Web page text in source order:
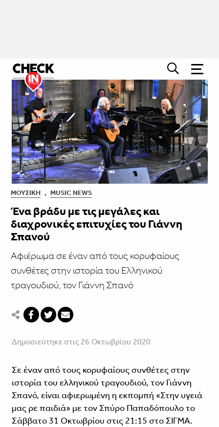
ΜΟΥΣΙΚΉ , MUSIC NEWS
Ένα βράδυ με τις μεγάλες και
διαχρονικές επιτυχίες του Γιάννη
Σπανού
Aφιέρωμα σε έναν από τους κορυφαίους
συνθέτες στην ιστορία του Ελληνικού
τραγουδιού, τον Γιάννη Σπανό
Δημοσιεύτηκε στις 26 Οκτωβρίου 2020
Σε έναν από τους κορυφαίους συνθέτες στην
ιστορία του ελληνικού τραγουδιού, τον Γιάννη
Σπανό, είναι αφιερωμένη η εκπομπή «Στην υγειά
μας ρε παιδιά» με τον Σπύρο Παπαδόπουλο το
Σάββατο 31 Οκτωβρίου στις 21:15 στο ΣΙΓΜΑ.